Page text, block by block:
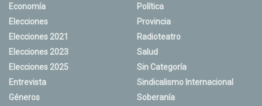
Economía
Elecciones
Elecciones 2021
Elecciones 2023
Elecciones 2025
Entrevista
Géneros
Política
Provincia
Radioteatro
Salud
Sin Categoría
Sindicalismo Internacional
Soberanía